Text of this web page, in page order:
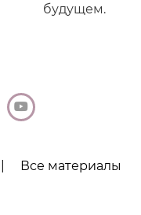
Все материалы